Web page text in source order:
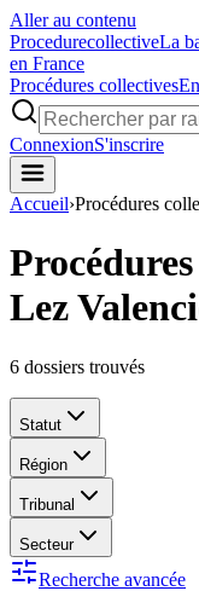
Aller au contenu
ProcedurecollectiveLa
en France
Procédures collectives
ConnexionS'inscrire
Accueil›Procédures
Lez
6 dossiers trouvés
Statut
Région
Tribunal
Secteur
Recherche avancée